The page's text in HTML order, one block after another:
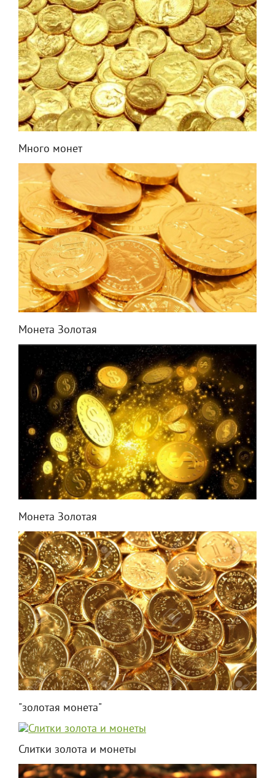
Много монет
Монета Золотая
Монета Золотая
"золотая монета"
Слитки золота и монеты